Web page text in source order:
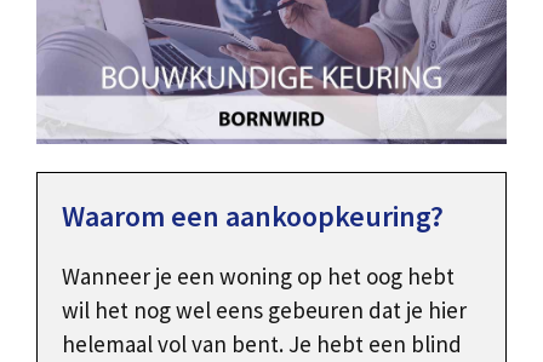
Waarom een aankoopkeuring?
Wanneer je een woning op het oog hebt
wil het nog wel eens gebeuren dat je hier
helemaal vol van bent. Je hebt een blind